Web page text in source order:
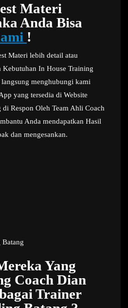
Materi
Anda Bisa
!
Materi lebih detail atau
Kebutuhan In House Training
menghubungi kami
yang tersedia di Website
Respon Oleh Team Ahli Coach
Anda mendapatkan Hasil
dan mengesankan.
Batang
Yang
Coach Dian
Trainer